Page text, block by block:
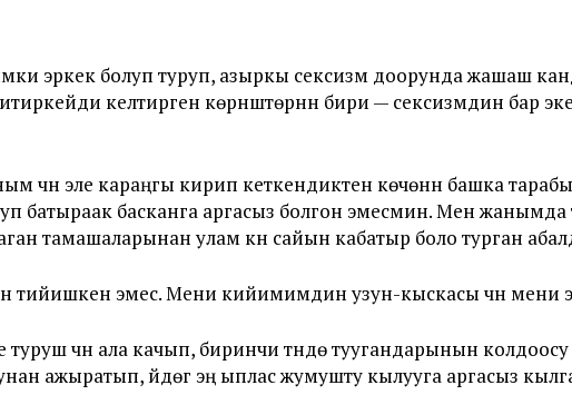
эркек болуп туруп, азыркы сексизм доорунда жашаш
келтирген көрүнүштөрүнүн бири — сексизмдин бар
үчүн эле караңгы кирип кеткендиктен көчөнүн башка
батыраак басканга аргасыз болгон эмесмин. Мен жанымда
тамашаларынан улам күн сайын кабатыр боло турган
тийишкен эмес. Мени кийимимдин узун-кыскасы үчүн мени
үчүн ала качып, биринчи түндө туугандарынын
ажыратып, үйдөгү эң ыплас жумушту кылууга аргасыз